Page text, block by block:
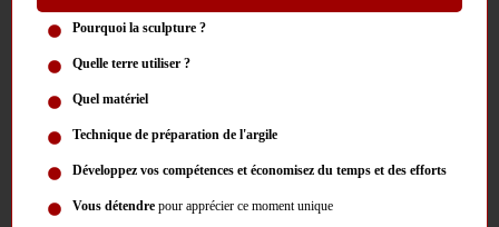
une lithographie représentant tous les bustes. Les têtes restent en
Autriche jusqu’à leur dispersion en 1889. Lorsqu’elles font leur
apparition dans laSécession Viennoise, elles sont accueillies avec
enthousiasme et captivent les pionniers de la psychanalyse. Le mystère
apprécié pour son style réaliste par la haute société des Lumières s’est
Pourquoi la sculpture ?
Quelle terre utiliser ?
Quel matériel
Technique de préparation de l'argile
Développez vos compétences et économisez du temps et des efforts
Vous détendre pour apprécier ce moment unique